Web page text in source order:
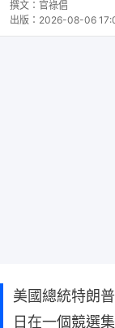
撰文： 官祿倡
出版： 2026-08-06
美國總統特朗
日在一個競選